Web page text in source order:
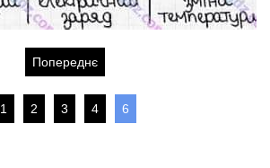
Попереднє
1 2 3 4 6